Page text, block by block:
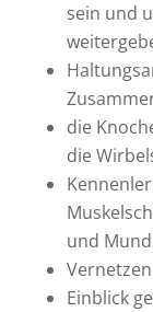
sein und
die
die
und
Einblick